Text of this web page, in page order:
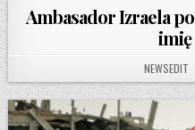
Ambasador Izraela
AUTHOR:
NEWSEDIT